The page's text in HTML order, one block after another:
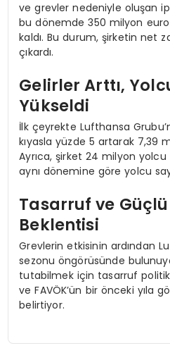
ve grevler nedeniyle oluşan
bu dönemde 350 milyon
kaldı. Bu durum, şirketin net
çıkardı.
Gelirler Arttı,
Yükseldi
İlk çeyrekte Lufthansa
kıyasla yüzde 5 artarak 7,39
Ayrıca, şirket 24 milyon yolcu
aynı dönemine göre yolcu
Tasarruf ve Güçlü
Beklentisi
Grevlerin etkisinin ardından
sezonu öngörüsünde
tutabilmek için tasarruf
ve FAVÖK’ün bir önceki yıla
belirtiyor.